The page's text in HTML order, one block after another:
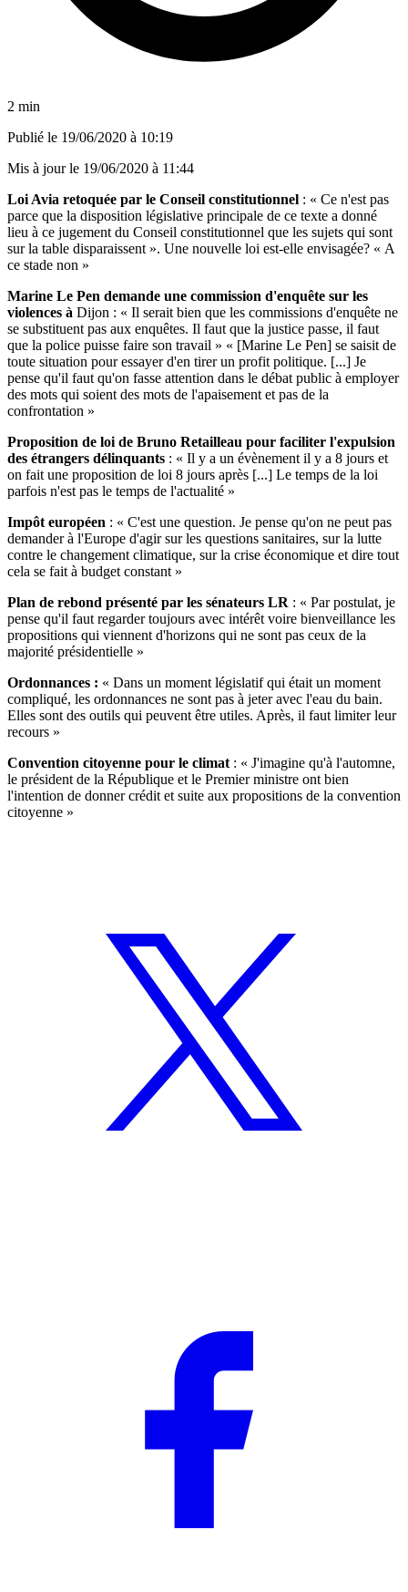
2 min
Publié le 19/06/2020 à 10:19
Mis à jour le 19/06/2020 à 11:44
Loi Avia retoquée par le Conseil constitutionnel : « Ce n'est pas
parce que la disposition législative principale de ce texte a donné
lieu à ce jugement du Conseil constitutionnel que les sujets qui sont
sur la table disparaissent ». Une nouvelle loi est-elle envisagée? « A
ce stade non »
Marine Le Pen demande une commission d'enquête sur les
violences à Dijon : « Il serait bien que les commissions d'enquête ne
se substituent pas aux enquêtes. Il faut que la justice passe, il faut
que la police puisse faire son travail » « [Marine Le Pen] se saisit de
toute situation pour essayer d'en tirer un profit politique. [...] Je
pense qu'il faut qu'on fasse attention dans le débat public à employer
des mots qui soient des mots de l'apaisement et pas de la
confrontation »
Proposition de loi de Bruno Retailleau pour faciliter l'expulsion
des étrangers délinquants : « Il y a un évènement il y a 8 jours et
on fait une proposition de loi 8 jours après [...] Le temps de la loi
parfois n'est pas le temps de l'actualité »
Impôt européen : « C'est une question. Je pense qu'on ne peut pas
demander à l'Europe d'agir sur les questions sanitaires, sur la lutte
contre le changement climatique, sur la crise économique et dire tout
cela se fait à budget constant »
Plan de rebond présenté par les sénateurs LR : « Par postulat, je
pense qu'il faut regarder toujours avec intérêt voire bienveillance les
propositions qui viennent d'horizons qui ne sont pas ceux de la
majorité présidentielle »
Ordonnances : « Dans un moment législatif qui était un moment
compliqué, les ordonnances ne sont pas à jeter avec l'eau du bain.
Elles sont des outils qui peuvent être utiles. Après, il faut limiter leur
recours »
Convention citoyenne pour le climat : « J'imagine qu'à l'automne,
le président de la République et le Premier ministre ont bien
l'intention de donner crédit et suite aux propositions de la convention
citoyenne »